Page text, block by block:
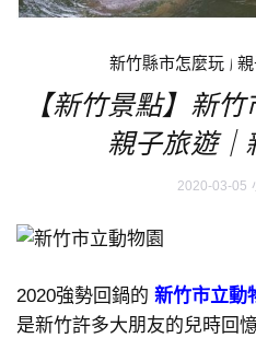
新竹縣市怎麼玩|
【新竹景點】新
親子旅遊｜
2020-03-05
2020強勢回鍋的 新竹市立動
是新竹許多大朋友的兒時回